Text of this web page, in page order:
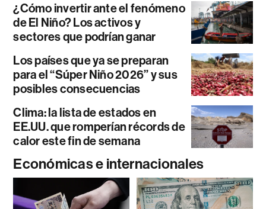
¿Cómo invertir ante el fenómeno
de El Niño? Los activos y
sectores que podrían ganar
Los países que ya se preparan
para el “Súper Niño 2026” y sus
posibles consecuencias
Clima: la lista de estados en
EE.UU. que romperían récords de
calor este fin de semana
Económicas e internacionales